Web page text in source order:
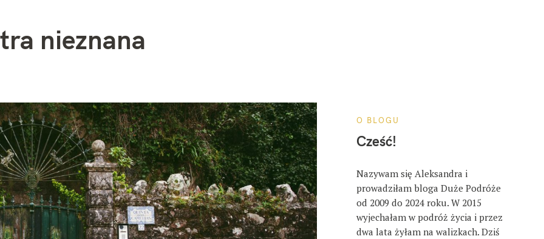
nieznana
O BLOGU
Cześć!
Nazywam się Aleksandra i
prowadziłam bloga Duże Podróże
od 2009 do 2024 roku. W 2015
wyjechałam w podróż życia i przez
dwa lata żyłam na walizkach. Dziś